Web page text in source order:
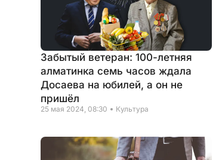
Забытый ветеран: 100-летняя
алматинка семь часов ждала
Досаева на юбилей, а он не
пришёл
25 мая 2024, 08:30 Культура